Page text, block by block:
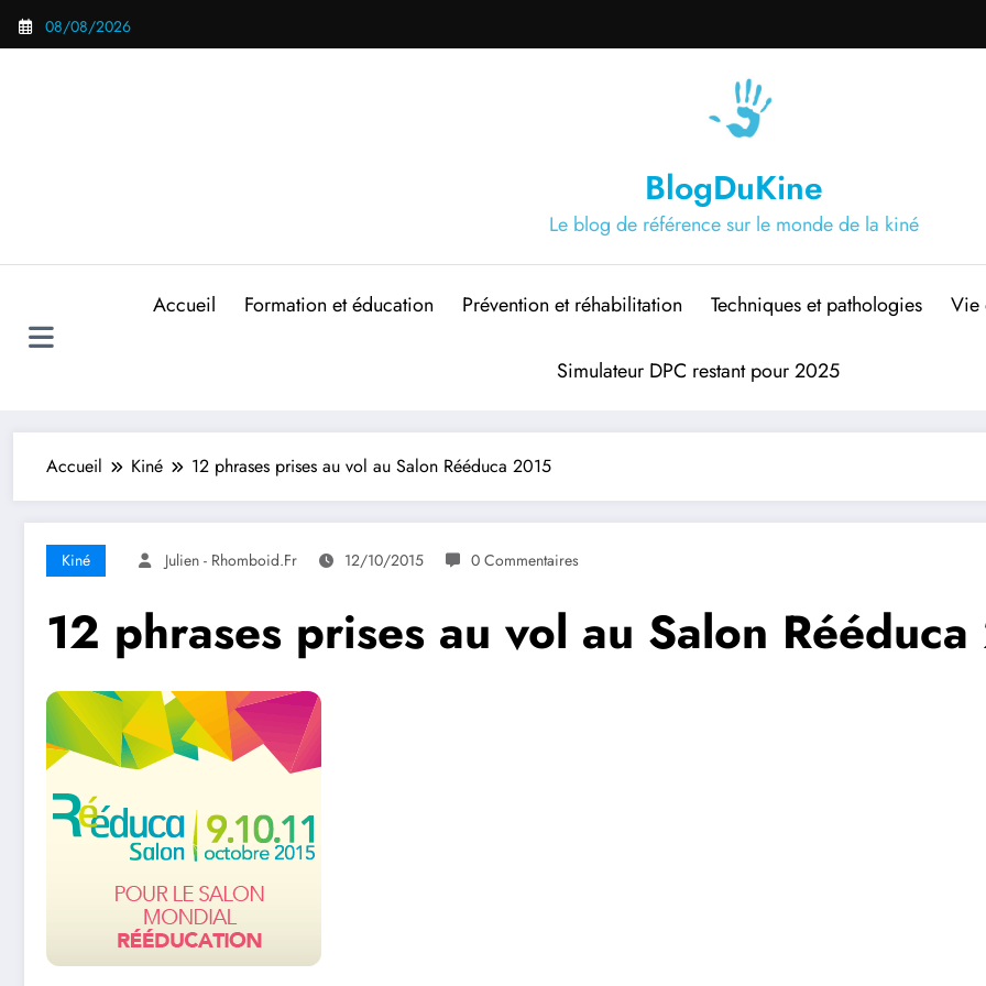
Aller
08/08/2026
BlogDuKine
Le blog de référence sur le monde de la kiné
Accueil Formation et éducation Prévention et réhabilitation Techniques et pathologies Vie
Simulateur DPC restant pour 2025
Accueil Kiné 12 phrases prises au vol au Salon Rééduca 2015
Kiné Julien - Rhomboid.fr 12/10/2015 0 Commentaires
12 phrases prises au vol au Salon